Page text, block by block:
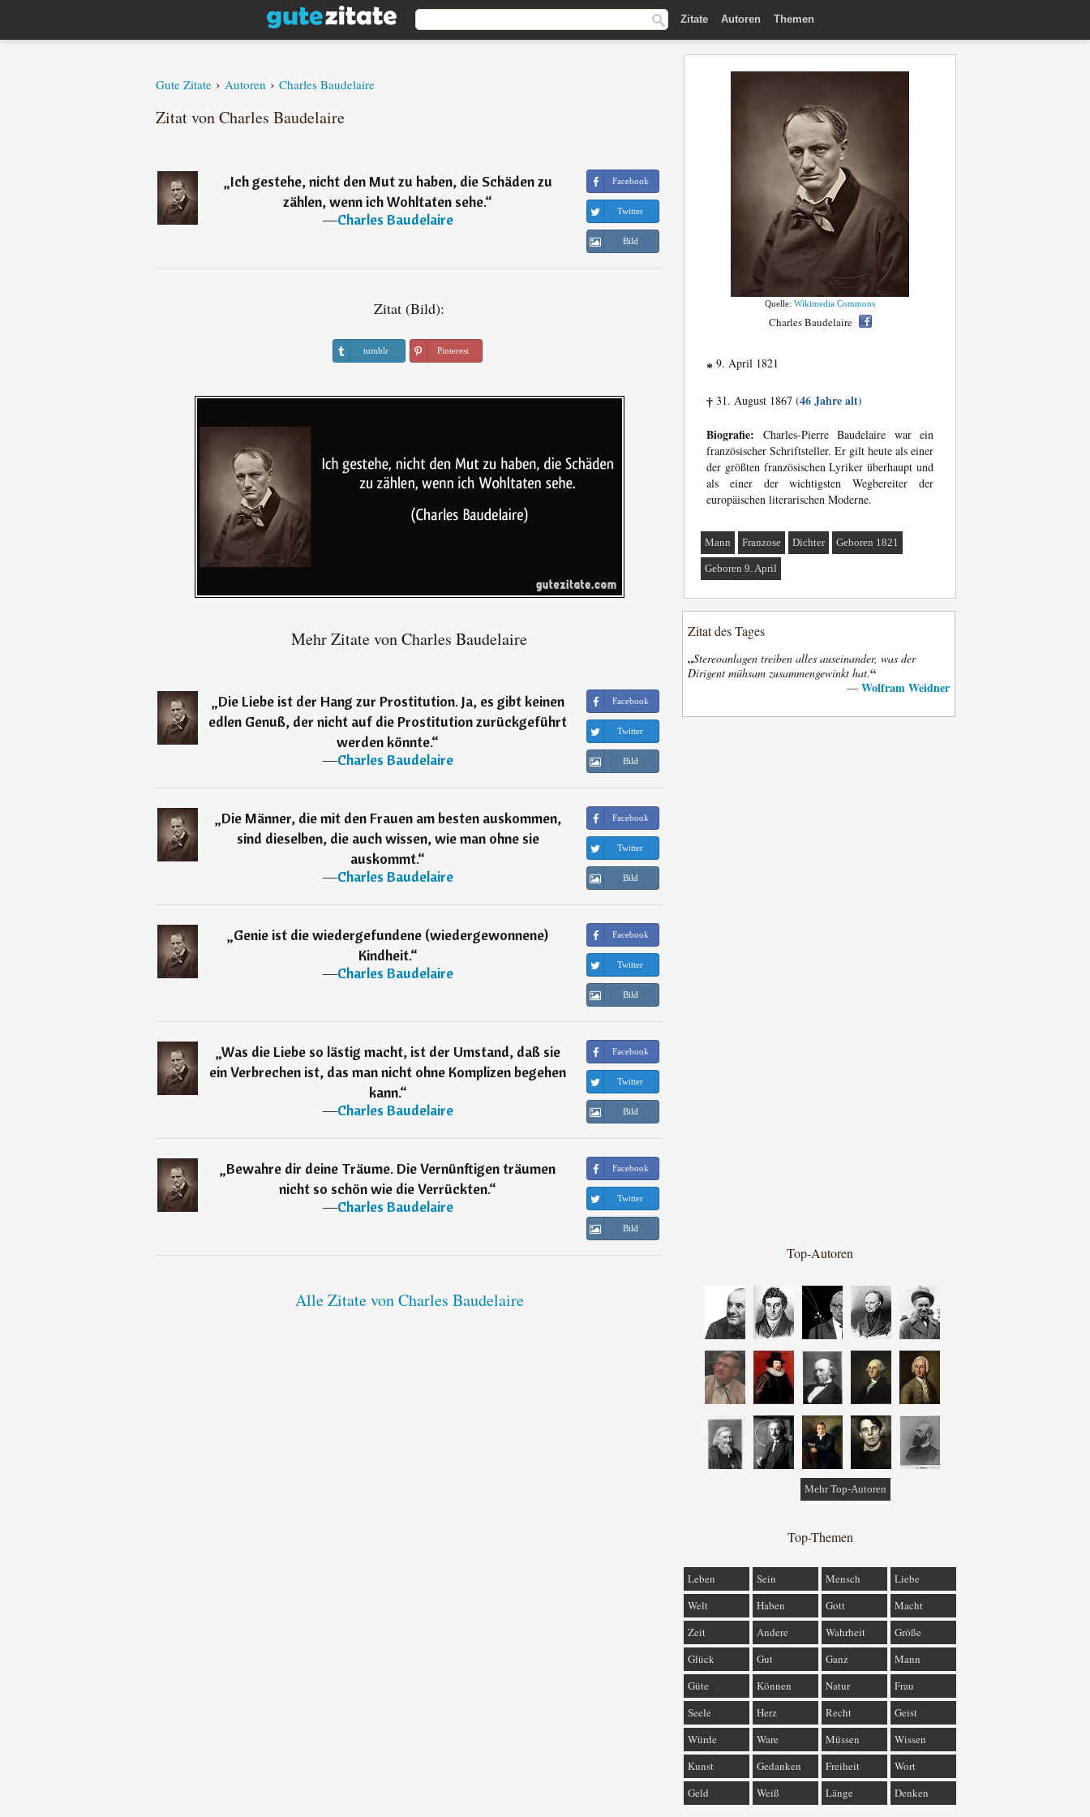
Zitate Autoren Themen
Gute Zitate › Autoren › Charles Baudelaire
Zitat von Charles Baudelaire
„Ich gestehe, nicht den Mut zu haben, die Schäden zu
zählen, wenn ich Wohltaten sehe.“
―Charles Baudelaire
Facebook
Twitter
Bild
Zitat (Bild):
tumblr Pinterest
Mehr Zitate von Charles Baudelaire
„Die Liebe ist der Hang zur Prostitution. Ja, es gibt keinen
edlen Genuß, der nicht auf die Prostitution zurückgeführt
werden könnte.“
―Charles Baudelaire
Facebook
Twitter
Bild
„Die Männer, die mit den Frauen am besten auskommen,
sind dieselben, die auch wissen, wie man ohne sie
auskommt.“
―Charles Baudelaire
Facebook
Twitter
Bild
„Genie ist die wiedergefundene (wiedergewonnene)
Kindheit.“
―Charles Baudelaire
Facebook
Twitter
Bild
„Was die Liebe so lästig macht, ist der Umstand, daß sie
ein Verbrechen ist, das man nicht ohne Komplizen begehen
kann.“
―Charles Baudelaire
Facebook
Twitter
Bild
„Bewahre dir deine Träume. Die Vernünftigen träumen
nicht so schön wie die Verrückten.“
―Charles Baudelaire
Facebook
Twitter
Bild
Alle Zitate von Charles Baudelaire
Quelle: Wikimedia Commons
Charles Baudelaire
* 9. April 1821
† 31. August 1867 (46 Jahre alt)
Biografie: Charles-Pierre Baudelaire war ein
französischer Schriftsteller. Er gilt heute als einer
der größten französischen Lyriker überhaupt und
als einer der wichtigsten Wegbereiter der
europäischen literarischen Moderne.
Mann Franzose Dichter Geboren 1821
Geboren 9. April
Zitat des Tages
„Stereoanlagen treiben alles auseinander, was der
Dirigent mühsam zusammengewinkt hat.“
— Wolfram Weidner
Top-Autoren
Mehr Top-Autoren
Top-Themen
Leben Sein Mensch
Liebe
Welt
Haben Gott
Macht
Zeit
Andere Wahrheit
Größe
Glück
Gut Ganz
Mann
Güte
Können Natur
Frau
Seele
Herz Recht
Geist
Würde
Ware Müssen
Wissen
Kunst
Gedanken Freiheit
Wort
Geld
Weiß Länge Denken